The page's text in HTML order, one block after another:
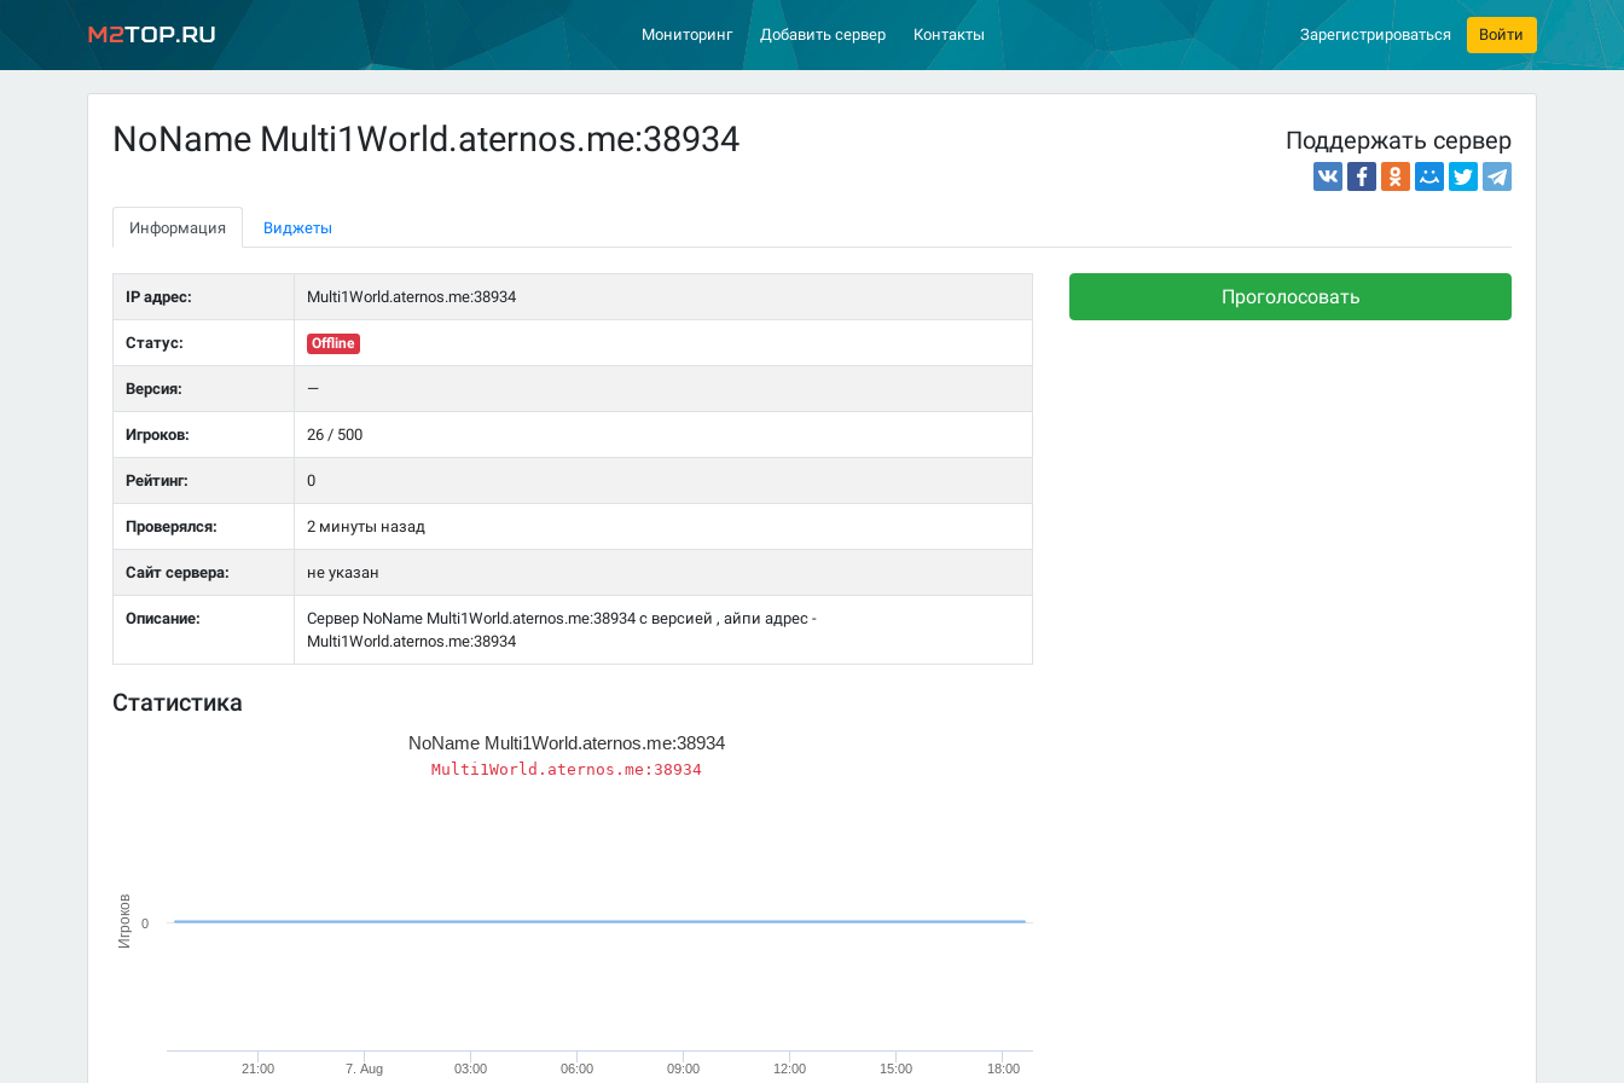
M2Top.ru Мониторинг Добавить сервер Контакты Зарегистрироваться Войти
NoName Multi1World.aternos.me:38934 Поддержать сервер
Информация Виджеты
IP адрес: Multi1World.aternos.me:38934
Статус: Offline
Версия: —
Игроков: 26 / 500
Рейтинг: 0
Проверялся: 2 минуты назад
Сайт сервера: не указан
Описание:
Сервер NoName Multi1World.aternos.me:38934 с версией , айпи адрес -
Multi1World.aternos.me:38934
Статистика
Игроков
NoName Multi1World.aternos.me:38934
Multi1World.aternos.me:38934
21:00 7. Aug 03:00 06:00 09:00 12:00 15:00 18:00
0
Проголосовать